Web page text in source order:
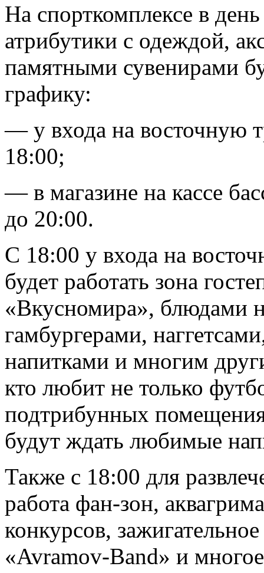
На спорткомплексе в
атрибутики с одеждой,
памятными сувенирами
графику:
— у входа на восточную
18:00;
— в магазине на кассе
до 20:00.
С 18:00 у входа на
будет работать зона
«Вкусномира», блюдами
гамбургерами,
напитками и многим
кто любит не только
подтрибунных
будут ждать любимые
Также с 18:00 для
работа фан-зон,
конкурсов,
«Avramov-Band» и